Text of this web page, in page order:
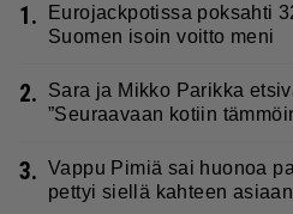
1.
Eurojackpotissa poksahti
Suomen isoin voitto meni
2.
Sara ja Mikko Parikka
”Seuraavaan kotiin
3. Vappu Pimiä sai huonoa
pettyi siellä kahteen asiaan